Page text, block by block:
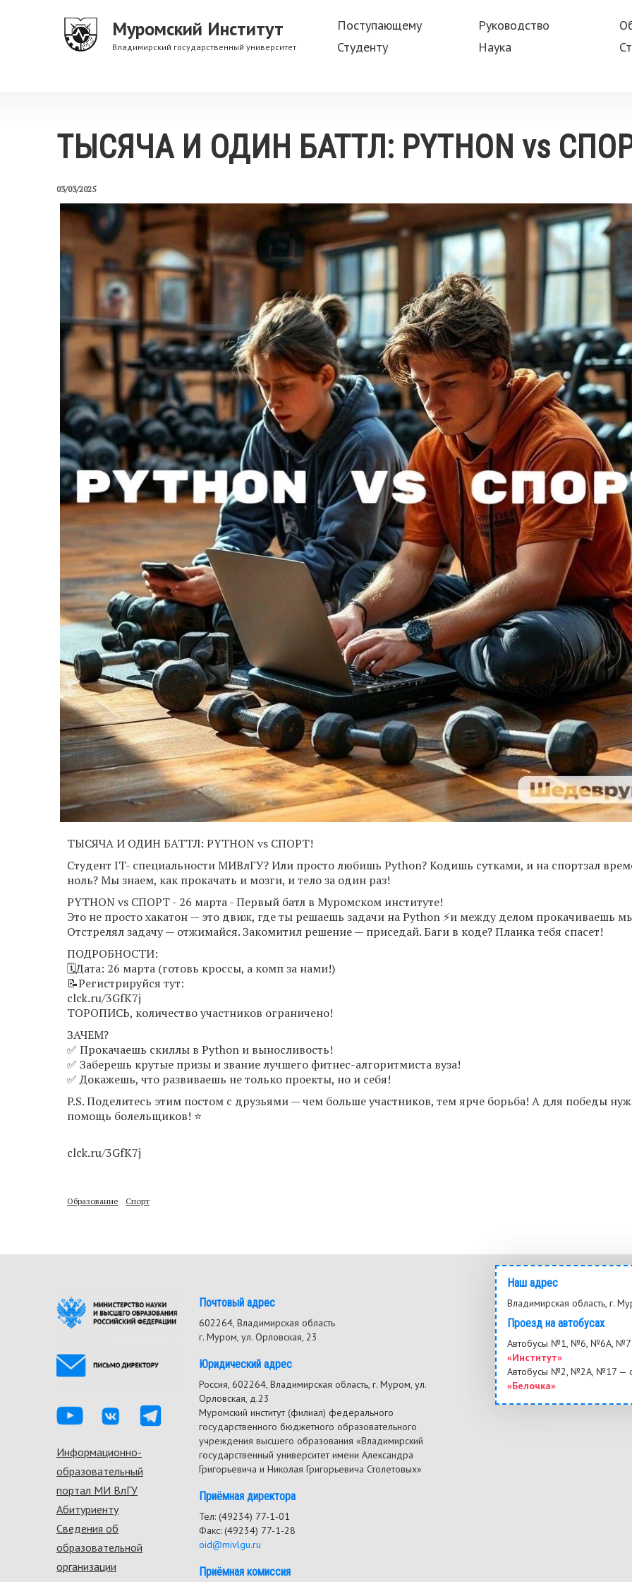
Муромский Институт
Владимирский государственный университет
Поступающему Руководство
Студенту
Наука
ТЫСЯЧА И ОДИН БАТТЛ: PYTHON vs
03/03/2025
ТЫСЯЧА И ОДИН БАТТЛ: PYTHON vs СПОРТ!
Студент IT- специальности МИВлГУ? Или просто любишь Python? Кодишь сутками, и на спортзал
ноль? Мы знаем, как прокачать и мозги, и тело за один раз!
PYTHON vs СПОРТ - 26 марта - Первый батл в Муромском институте!
Это не просто хакатон — это движ, где ты решаешь задачи на Python ⚡️и между делом прокачиваешь
Отстрелял задачу — отжимайся. Закомитил решение — приседай. Баги в коде? Планка тебя спасет!
ПОДРОБНОСТИ:
🗓Дата: 26 марта (готовь кроссы, а комп за нами!)
📝Регистрируйся тут:
clck.ru/3GfK7j
ТОРОПИСЬ, количество участников ограничено!
ЗАЧЕМ?
✅ Прокачаешь скиллы в Python и выносливость!
✅ Заберешь крутые призы и звание лучшего фитнес-алгоритмиста вуза!
✅ Докажешь, что развиваешь не только проекты, но и себя!
P.S. Поделитесь этим постом с друзьями — чем больше участников, тем ярче борьба! А для победы
помощь болельщиков! ⭐️
clck.ru/3GfK7j
Образование Спорт
Footer
menu
Информационно-
образовательный
портал МИ ВлГУ
Абитуриенту
Сведения об
образовательной
организации
Почтовый адрес
602264, Владимирская область
г. Муром, ул. Орловская, 23
Юридический адрес
Россия, 602264, Владимирская область, г. Муром, ул.
Орловская, д.23
Муромский институт (филиал) федерального
государственного бюджетного образовательного
учреждения высшего образования «Владимирский
государственный университет имени Александра
Григорьевича и Николая Григорьевича Столетовых»
Приёмная директора
Тел: (49234) 77-1-01
Факс: (49234) 77-1-28
oid@mivlgu.ru
Приёмная комиссия
Наш адрес
Владимирская область, г.
Проезд на автобусах
Автобусы №1, №6, №6А, №7
«Институт»
Автобусы №2, №2А, №17 —
«Белочка»